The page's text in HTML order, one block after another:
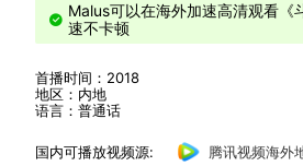
Malus可以在海外加速高清观看《
速不卡顿
首播时间：2018
地区：内地
语言：普通话
国内可播放视频源: 腾讯视频海外